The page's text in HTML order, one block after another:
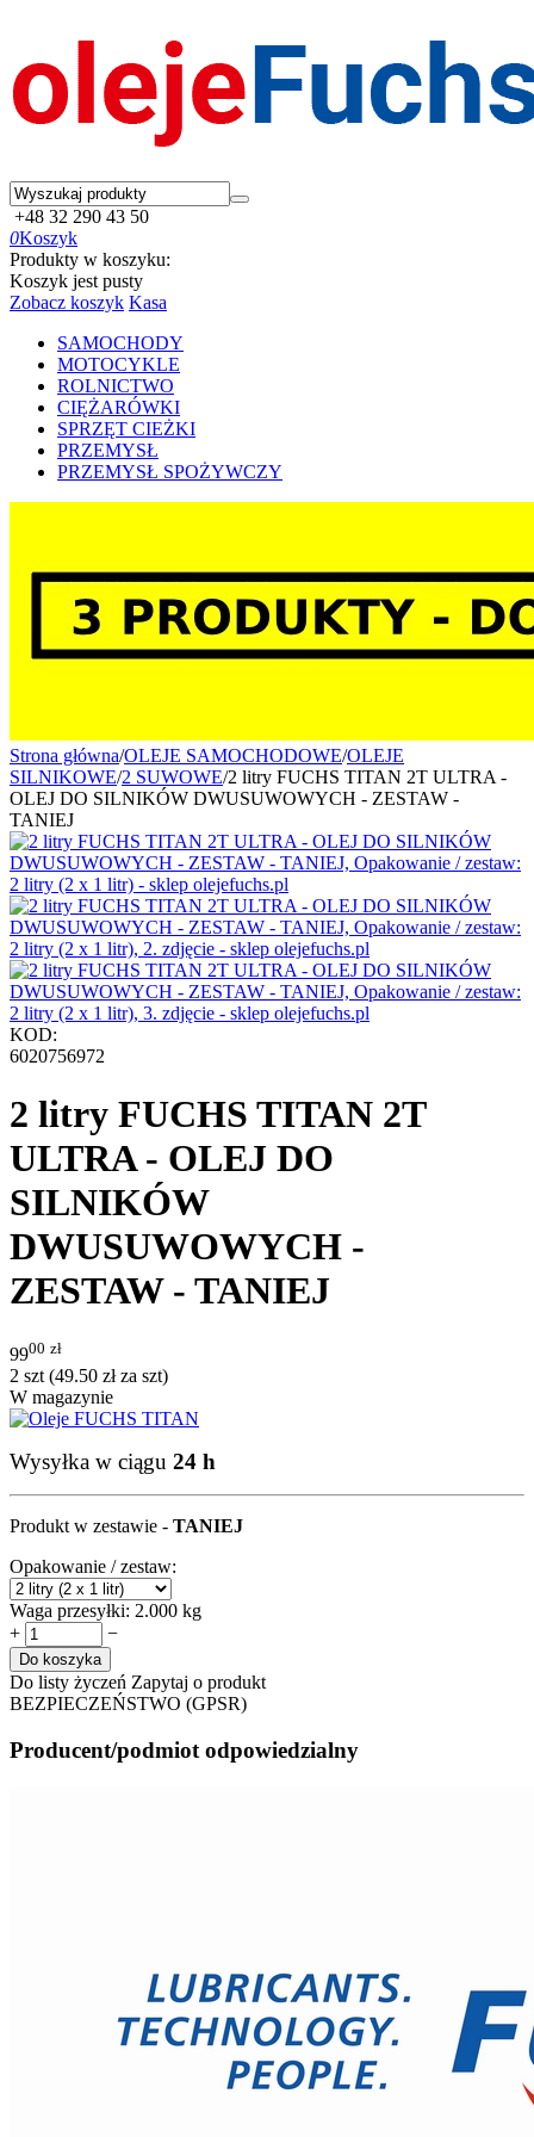
+48 32 290 43 50
0Koszyk
Produkty w koszyku:
Koszyk jest pusty
Zobacz koszyk Kasa
SAMOCHODY
MOTOCYKLE
ROLNICTWO
CIĘŻARÓWKI
SPRZĘT CIEŻKI
PRZEMYSŁ
PRZEMYSŁ SPOŻYWCZY
Strona główna/OLEJE SAMOCHODOWE/OLEJE
SILNIKOWE/2 SUWOWE/2 litry FUCHS TITAN 2T ULTRA -
OLEJ DO SILNIKÓW DWUSUWOWYCH - ZESTAW -
TANIEJ
KOD:
6020756972
2 litry FUCHS TITAN 2T
ULTRA - OLEJ DO
SILNIKÓW
DWUSUWOWYCH -
ZESTAW - TANIEJ
9900 zł
2 szt (49.50 złza szt)
W magazynie
Wysyłka w ciągu 24 h
Produkt w zestawie - TANIEJ
Opakowanie / zestaw:
Waga przesyłki: 2.000 kg
+
−
Do koszyka
Do listy życzeń Zapytaj o produkt
BEZPIECZEŃSTWO (GPSR)
Producent/podmiot odpowiedzialny